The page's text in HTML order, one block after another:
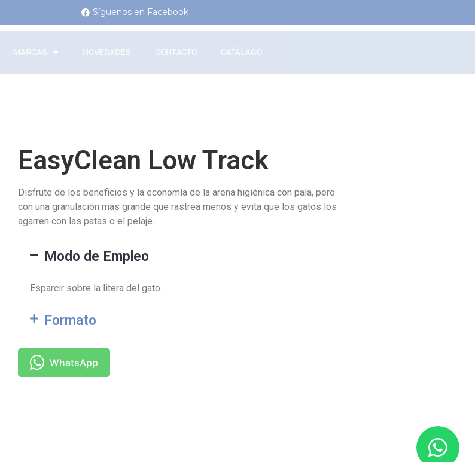
Síguenos en Facebook
MARCAS NOVEDADES CONTACTO CATÁLAGO
EasyClean Low Track
Disfrute de los beneficios y la economía de la arena higiénica con pala, pero
con una granulación más grande que rastrea menos y evita que los gatos los
agarren con las patas o el pelaje.
Modo de Empleo
Esparcir sobre la litera del gato.
Formato
WhatsApp